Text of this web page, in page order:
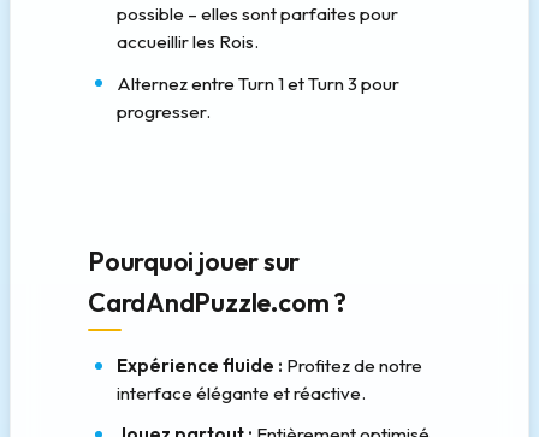
possible – elles sont parfaites pour
accueillir les Rois.
Alternez entre Turn 1 et Turn 3 pour
progresser.
Pourquoi jouer sur
CardAndPuzzle.com ?
Expérience fluide : Profitez de notre
interface élégante et réactive.